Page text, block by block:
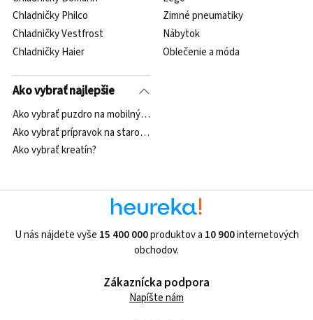
Chladničky Philco
Chladničky Vestfrost
Chladničky Haier
Ako vybrať najlepšie
Ako vybrať puzdro na mobilný telefón?
Ako vybrať prípravok na starostlivosť o očné okolie?
Ako vybrať kreatín?
Zimné pneumatiky
Nábytok
Oblečenie a móda
U nás nájdete vyše 15 400 000produktov a 10 900internetových
obchodov.
Zákaznícka podpora
Napíšte nám